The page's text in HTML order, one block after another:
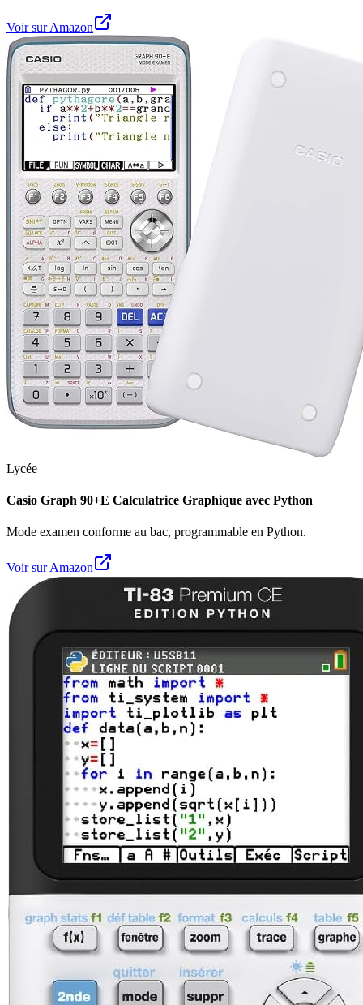
Voir sur Amazon
Lycée
Casio Graph 90+E Calculatrice Graphique avec Python
Mode examen conforme au bac, programmable en Python.
Voir sur Amazon